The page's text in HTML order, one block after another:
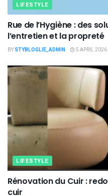
LIFESTYLE
Rue de l’Hygiène : des
l’entretien et la propreté
BY STYBLOGLIE_ADMIN 5 APRIL 2026
LIFESTYLE
Rénovation du Cuir :
cuir